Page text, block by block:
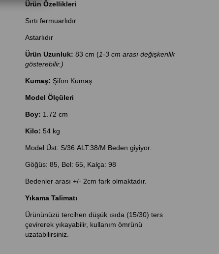
Ürün Özellikleri
Sırtı fermuarlıdır
Astarlıdır
Ürün Uzunluk: 83 cm (1-3 cm arası değişkenlik
gösterebilir.)
Kumaş: Şifon Kumaş
Model Ölçüleri
Boy: 1.72 cm
Kilo: 54 kg
Model Üst: S/36 ALT:38/M Beden giyiyor.
Göğüs: 85, Bel: 65, Kalça: 98
Bedenler arası +/- 2cm fark olmaktadır.
Yıkama Talimatı
Ürününüzü tercihen düşük ısıda (15/30) ters
çevirerek yıkayabilir, kullanım ömrünü
uzatabilirsiniz.